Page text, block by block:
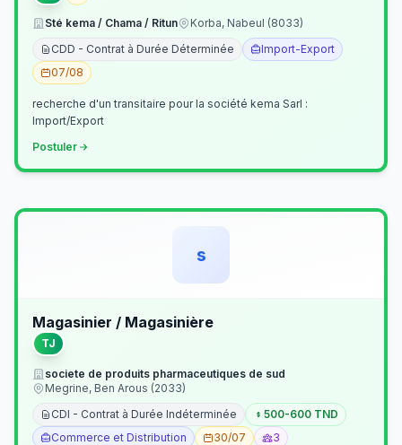
Sté kema / Chama / Ritun
Korba, Nabeul (8033)
CDD - Contrat à Durée Déterminée
Import-Export
07/08
recherche d'un transitaire pour la société kema Sarl :
Import/Export
Postuler
s
Magasinier / Magasinière
TJ
societe de produits pharmaceutiques de sud
Megrine, Ben Arous (2033)
CDI - Contrat à Durée Indéterminée
500-600 TND
Commerce et Distribution
30/07 3